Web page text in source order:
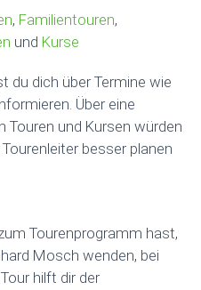
, Familientouren,
und Kurse
du dich über Termine wie
Über eine
Touren und Kursen würden
besser planen
Tourenprogramm hast,
Mosch wenden, bei
hilft dir der